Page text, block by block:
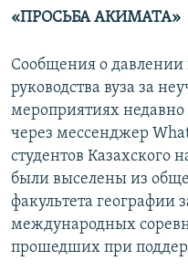
«ПРОСЬБА АКИМАТА»
Сообщения о давлении
руководства вуза за
мероприятиях
через мессенджер
студентов Казахского
были выселены из
факультета географии
международных
прошедших при